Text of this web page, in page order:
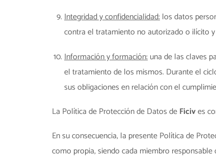
Integridad y confidencialidad:los datos
contra el tratamiento no autorizado o ilícito
Información y formación:una de las claves
el tratamiento de los mismos. Durante el
sus obligaciones en relación con el
La Política de Protección de Datos deFicives
En su consecuencia, la presente Política de
como propia, siendo cada miembro